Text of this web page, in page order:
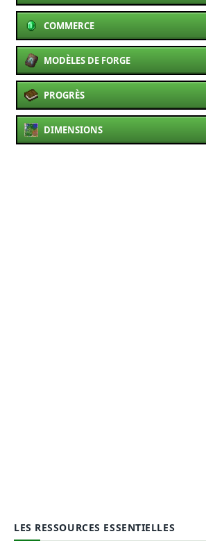
COMMERCE
MODÈLES DE FORGE
PROGRÈS
DIMENSIONS
LES RESSOURCES ESSENTIELLES